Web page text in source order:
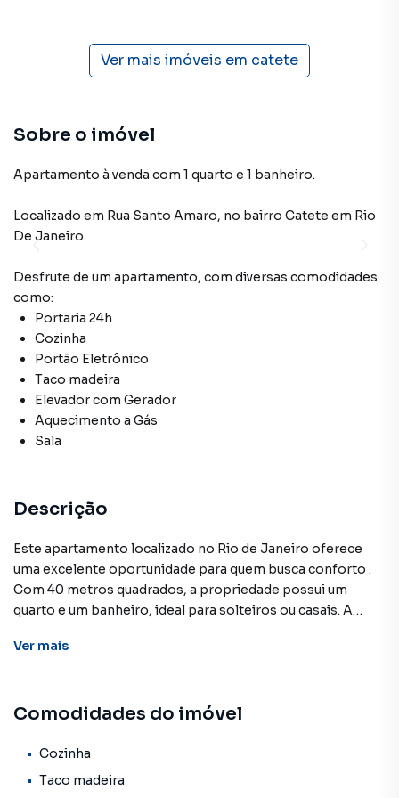
Ver mais imóveis em catete
Sobre o imóvel
Apartamento à venda com 1 quarto e 1 banheiro.
Localizado em Rua Santo Amaro, no bairro Catete em Rio
De Janeiro.
Desfrute de um apartamento, com diversas comodidades
como:
Portaria 24h
Cozinha
Portão Eletrônico
Taco madeira
Elevador com Gerador
Aquecimento a Gás
Sala
Descrição
Este apartamento localizado no Rio de Janeiro oferece
uma excelente oportunidade para quem busca conforto .
Com 40 metros quadrados, a propriedade possui um
quarto e um banheiro, ideal para solteiros ou casais. A
próximo a importantes estações como Glória e Catete.
o Outero da Glória, a Praça Luís de Camões e o Morro do
estudantes ou profissionais da área de saúde, a
proximidades com a Faculdade de Medicina Sousa
Ver mais
Comodidades do imóvel
Cozinha
Taco madeira